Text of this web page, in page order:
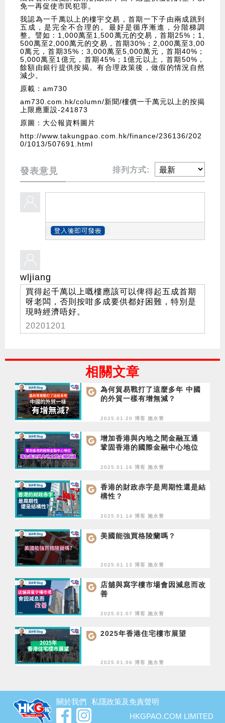
免一再促使市民犯罪。
我認為一千萬以上的樓宇交易，首期一下子由兩成跳到
五成，是完全不合理的。最好是循序漸進，分階梯調
整。譬如：1,000萬至1,500萬元的交易，首期25%；1,
500萬至2,000萬元的交易，首期30%；2,000萬至3,00
0萬元，首期35%；3,000萬至5,000萬元，首期40%；
5,000萬至1億元，首期45%；1億元以上，首期50%，
餘額由銀行提供按揭。有合理政策後，做假的情況自然
減少。
原載：am730
am730.com.hk/column/新聞/樓價一千萬元以上的按揭
上限應重設-241873
原圖：大公報資料圖片
http://www.takungpao.com.hk/finance/236136/202
0/1013/507691.html
發表意見 排列方式:
wljiang
買得起千萬以上嘅樓應該可以俾得起五成首期
呀老闆，否則按咁多成要供都好困難，特別是
現時經濟唔好。
20201201
相關文章
為何貿易戰打了這麼多年 中國
的外貿一樣有增無減？
2025.01.20 博客 施永青
增加香港與內地之間金融互通
鞏固香港的國際金融中心地位
2025.01.16 博客 施永青
香港的財政赤字是周期性還是結
構性？
2025.01.14 博客 施永青
美國能強買格陵蘭嗎？
2025.01.13 博客 施永青
店舖與寫字樓市場會因減息而改
善
2025.01.07 博客 施永青
2025年香港住宅樓市展望
2025.01.06 博客 施永青
關於我們
私隱政策及免責聲明
HKGPAO.COM LIMITED